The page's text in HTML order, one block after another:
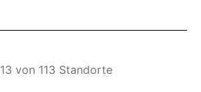
von 113 Standorte